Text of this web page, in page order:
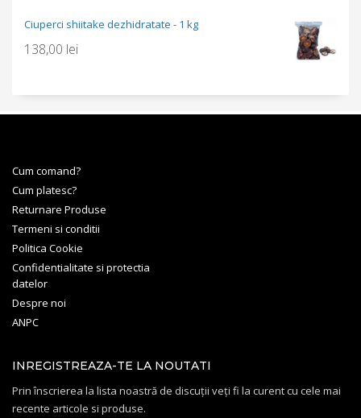
Ciuperci shiitake dezhidratate - 1 kg
138,00 lei
Cum comand?
Cum platesc?
Returnare Produse
Termeni si conditii
Politica Cookie
Confidentialitate si protectia
datelor
Despre noi
ANPC
INREGISTREAZA-TE LA NOUTATI
Prin înscrierea la lista noastră de discuții veți fi la curent cu cele mai
recente articole si produse.